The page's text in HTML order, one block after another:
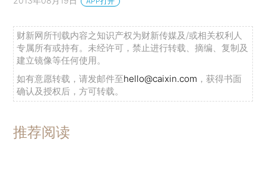
财新网所刊载内容之知识产权为财新传媒及/或相关权利人
专属所有或持有。未经许可，禁止进行转载、摘编、复制及
建立镜像等任何使用。
如有意愿转载，请发邮件至hello@caixin.com ，获得书面
确认及授权后，方可转载。
推荐阅读